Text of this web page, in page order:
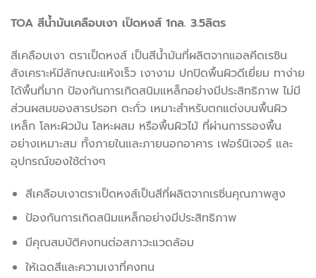
TOA สีน้ำมันเคลือบเงา เป็ดหงส์ 1กล. 3.5ลิตร
สีเคลือบเงา ตราเป็ดหงส์ เป็นสีน้ำมันที่ผลิตจากแอลคีดเรซิน
สังเคราะห์มีลักษณะแห้งเร็ว เงางาม ปกปิดพื้นผิวดีเยี่ยม ทาง่าย
ได้พื้นที่มาก ป้องกันการเกิดสนิมแหล็กอย่างมีประสิทธิภาพ ไม่มี
ส่วนผสมของสารปรอท ตะกั่ว เหมาะสำหรับตกแต่งบนพื้นผิว
เหล็ก โลหะผิวมัน โลหะผสม หรือพื้นผิวไม้ ที่ผ่านการรองพื้น
อย่างเหมาะสม ทั้งภายในและภายนอกอาคาร เฟอร์นิเจอร์ และ
อุปกรณ์ของใช้ต่างๆ
สีเคลือบเงาตราเป็ดหงส์เป็นสีที่ผลิตจากเรซิ่นคุณภาพสูง
ป้องกันการเกิดสนิมแหล็กอย่างมีประสิทธิภาพ
มีคุณสมบัติคงทนต่อสภาวะแวดล้อม
ให้เฉดสีและความเงาที่คงทน